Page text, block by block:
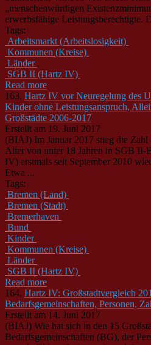
„menschenwürdigen
erwerbsfähige Leistungsberechtigte.
Tags:
Arbeitsmarkt (Arbeitslosigkeit)
Kommunen (Kreise)
Länder
SGB II (Hartz IV)
Read more
163. Hartz IV vor Neuregelung des
Kinder ohne Leistungsanspruch,
Großstädte 2006-2017
Erstellt am 19. Juni 2017
(BIAJ) Im Januar 2017 stieg die
Alter von unter 18 Jahren in SGB II-
IV) erstmals seit September 2010
Etwa ...
Tags:
Bremen (Land)
Bremen (Stadt)
Bremerhaven
Bund
Kinder
Kommunen (Kreise)
Länder
SGB II (Hartz IV)
Read more
164. Hartz IV: Großstadtvergleich
Bedarfsgemeinschaften, Personen,
Erstellt am 14. Juni 2017
(BIAJ) Wie hat sich in den 15
Bedarfsgemeinschaften (BG), der